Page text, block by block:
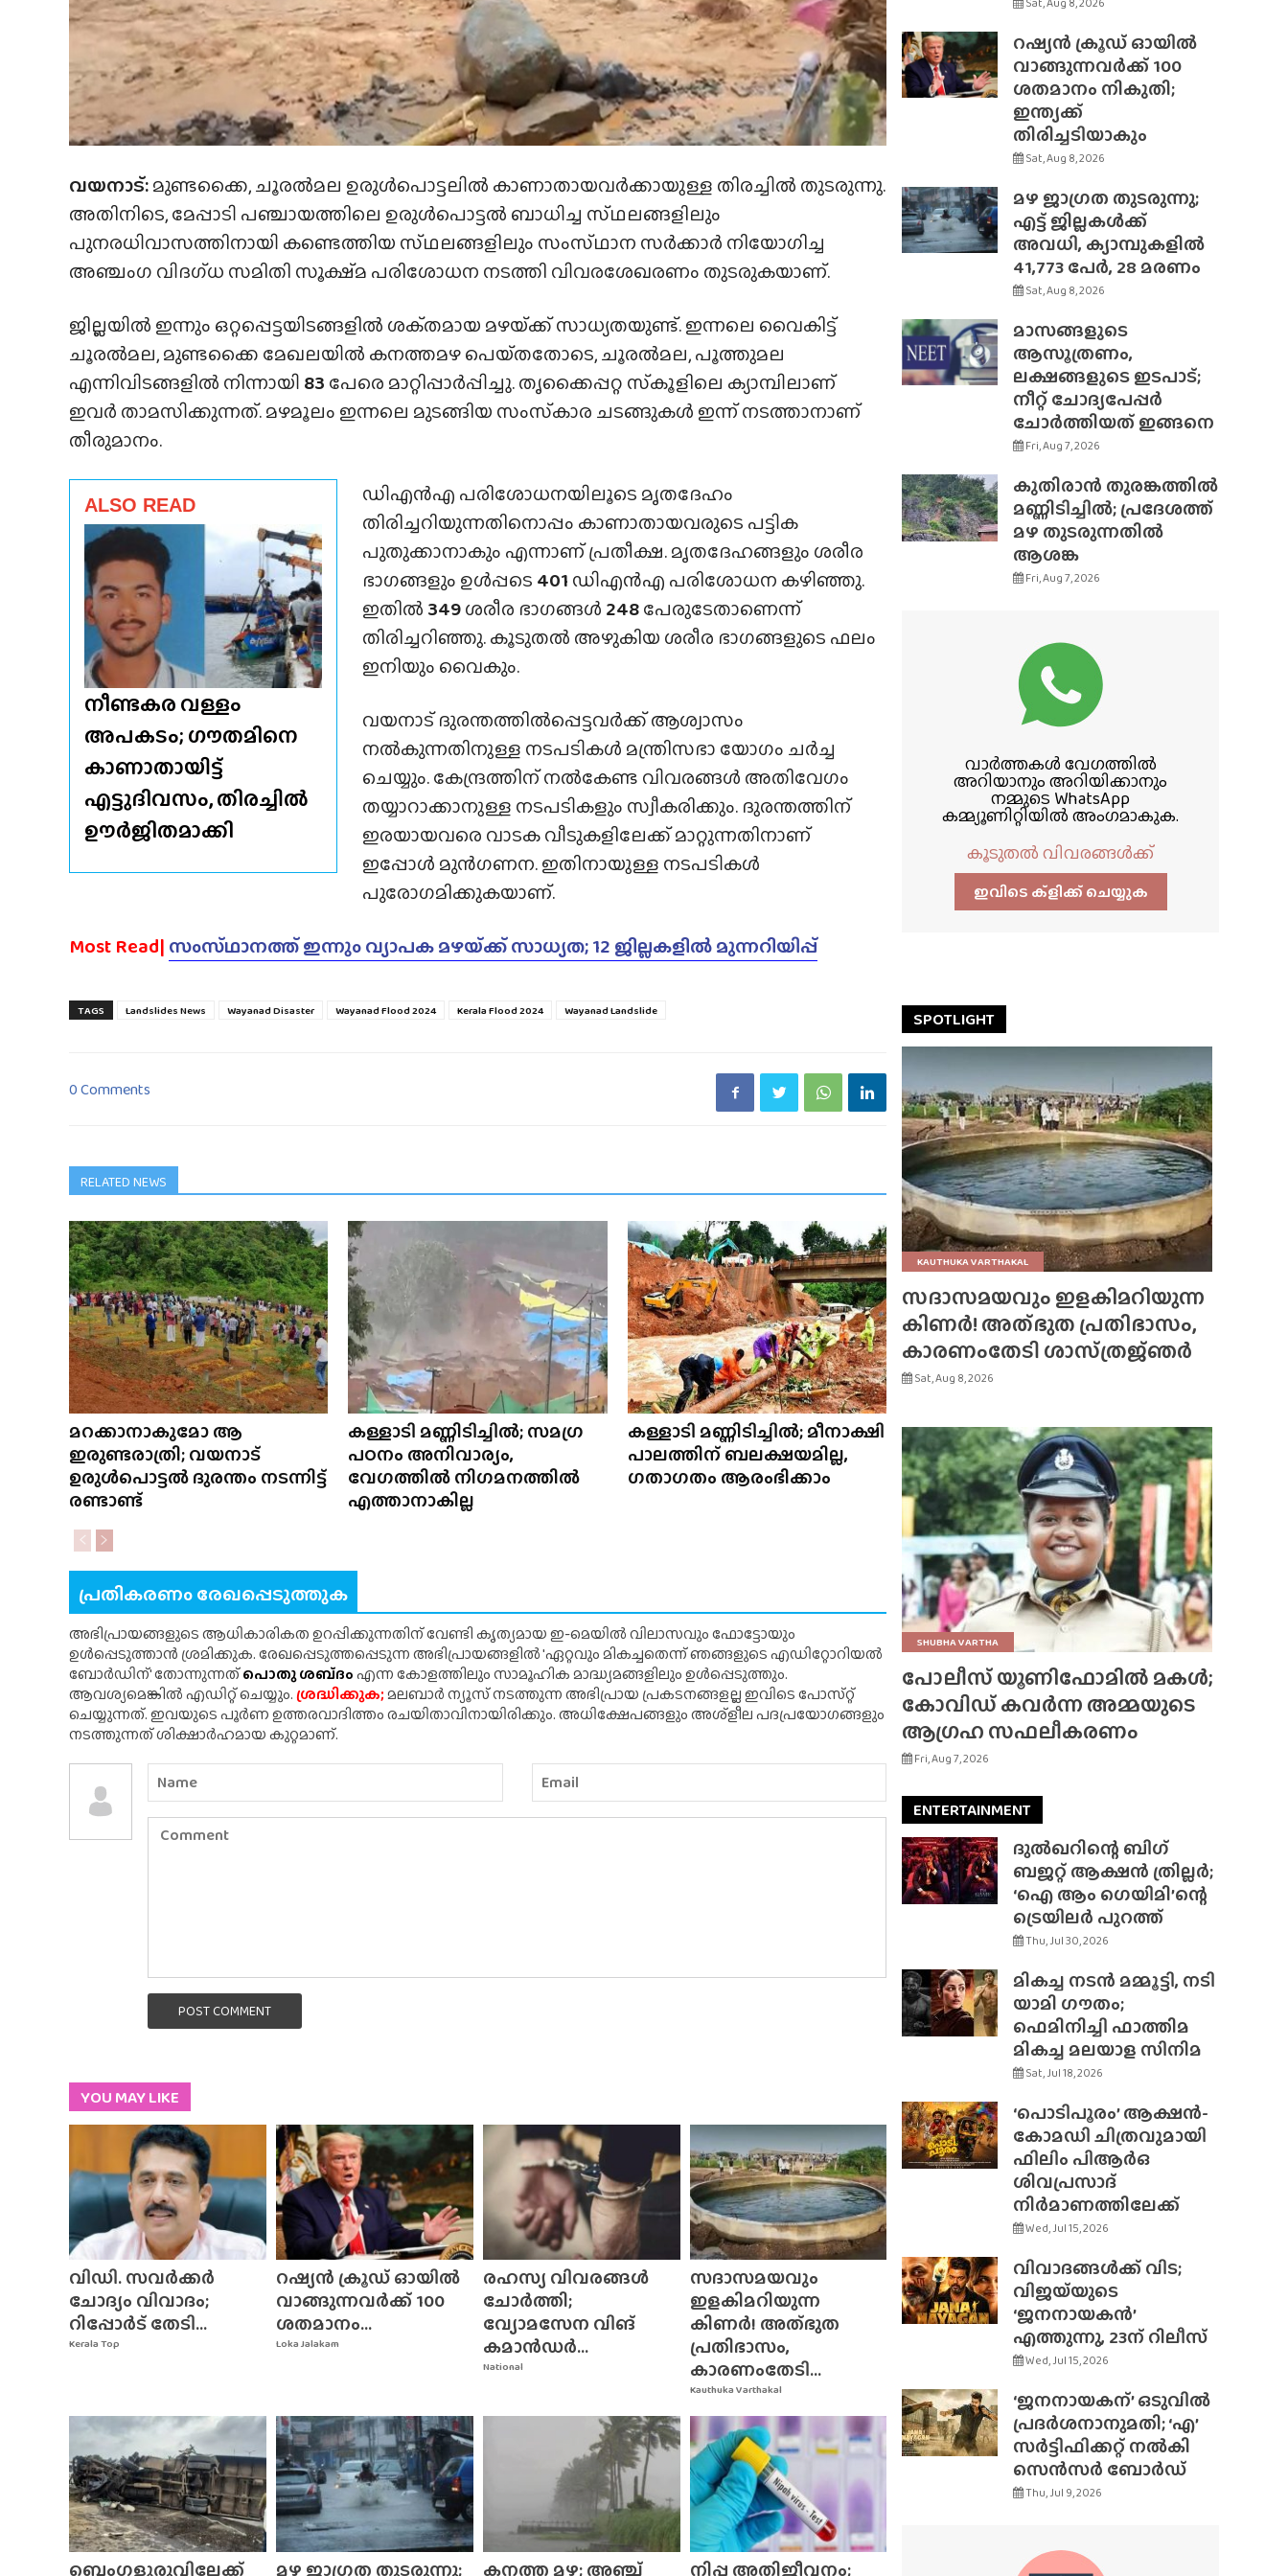
വയനാട്:മുണ്ടക്കൈ, ചൂരൽമല ഉരുൾപൊട്ടലിൽ കാണാതായവർക്കായുള്ള തിരച്ചിൽ തുടരുന്നു.
അതിനിടെ, മേപ്പാടി പഞ്ചായത്തിലെ ഉരുൾപൊട്ടൽ ബാധിച്ച സ്‌ഥലങ്ങളിലും
പുനരധിവാസത്തിനായി കണ്ടെത്തിയ സ്‌ഥലങ്ങളിലും സംസ്‌ഥാന സർക്കാർ നിയോഗിച്ച
അഞ്ചംഗ വിദഗ്‌ധ സമിതി സൂക്ഷ്‌മ പരിശോധന നടത്തി വിവരശേഖരണം തുടരുകയാണ്.
ജില്ലയിൽ ഇന്നും ഒറ്റപ്പെട്ടയിടങ്ങളിൽ ശക്‌തമായ മഴയ്‌ക്ക് സാധ്യതയുണ്ട്. ഇന്നലെ വൈകിട്ട്
ചൂരൽമല, മുണ്ടക്കൈ മേഖലയിൽ കനത്തമഴ പെയ്‌തതോടെ, ചൂരൽമല, പൂത്തുമല
എന്നിവിടങ്ങളിൽ നിന്നായി 83 പേരെ മാറ്റിപ്പാർപ്പിച്ചു. തൃക്കൈപ്പറ്റ സ്‌കൂളിലെ ക്യാമ്പിലാണ്
ഇവർ താമസിക്കുന്നത്. മഴമൂലം ഇന്നലെ മുടങ്ങിയ സംസ്‌കാര ചടങ്ങുകൾ ഇന്ന് നടത്താനാണ്
തീരുമാനം.
ALSO READ
നീണ്ടകര വള്ളം
അപകടം; ഗൗതമിനെ
കാണാതായിട്ട്
എട്ടുദിവസം, തിരച്ചിൽ
ഊർജിതമാക്കി
ഡിഎൻഎ പരിശോധനയിലൂടെ മൃതദേഹം
തിരിച്ചറിയുന്നതിനൊപ്പം കാണാതായവരുടെ പട്ടിക
പുതുക്കാനാകും എന്നാണ് പ്രതീക്ഷ. മൃതദേഹങ്ങളും ശരീര
ഭാഗങ്ങളും ഉൾപ്പടെ 401 ഡിഎൻഎ പരിശോധന കഴിഞ്ഞു.
ഇതിൽ 349ശരീര ഭാഗങ്ങൾ 248പേരുടേതാണെന്ന്
തിരിച്ചറിഞ്ഞു. കൂടുതൽ അഴുകിയ ശരീര ഭാഗങ്ങളുടെ ഫലം
ഇനിയും വൈകും.
വയനാട് ദുരന്തത്തിൽപ്പെട്ടവർക്ക് ആശ്വാസം
നൽകുന്നതിനുള്ള നടപടികൾ മന്ത്രിസഭാ യോഗം ചർച്ച
ചെയ്യും. കേന്ദ്രത്തിന് നൽകേണ്ട വിവരങ്ങൾ അതിവേഗം
തയ്യാറാക്കാനുള്ള നടപടികളും സ്വീകരിക്കും. ദുരന്തത്തിന്
ഇരയായവരെ വാടക വീടുകളിലേക്ക് മാറ്റുന്നതിനാണ്
ഇപ്പോൾ മുൻഗണന. ഇതിനായുള്ള നടപടികൾ
പുരോഗമിക്കുകയാണ്.
Most Read| സംസ്‌ഥാനത്ത്‌ ഇന്നും വ്യാപക മഴയ്‌ക്ക് സാധ്യത; 12 ജില്ലകളിൽ മുന്നറിയിപ്പ്
TAGS Landslides News Wayanad Disaster Wayanad Flood 2024 Kerala Flood 2024 Wayanad Landslide
0 Comments
RELATED NEWS
മറക്കാനാകുമോ ആ
ഇരുണ്ടരാത്രി; വയനാട്
ഉരുൾപൊട്ടൽ ദുരന്തം നടന്നിട്ട്
രണ്ടാണ്ട്
കള്ളാടി മണ്ണിടിച്ചിൽ; സമഗ്ര
പഠനം അനിവാര്യം,
വേഗത്തിൽ നിഗമനത്തിൽ
എത്താനാകില്ല
കള്ളാടി മണ്ണിടിച്ചിൽ; മീനാക്ഷി
പാലത്തിന് ബലക്ഷയമില്ല,
ഗതാഗതം ആരംഭിക്കാം
പ്രതികരണം രേഖപ്പെടുത്തുക
അഭിപ്രായങ്ങളുടെ ആധികാരികത ഉറപ്പിക്കുന്നതിന് വേണ്ടി കൃത്യമായ ഇ-മെയിൽ വിലാസവും ഫോട്ടോയും
ഉൾപ്പെടുത്താൻ ശ്രമിക്കുക. രേഖപ്പെടുത്തപ്പെടുന്ന അഭിപ്രായങ്ങളിൽ 'ഏറ്റവും മികച്ചതെന്ന് ഞങ്ങളുടെ എഡിറ്റോറിയൽ
ബോർഡിന്' തോന്നുന്നത്പൊതു ശബ്‌ദംഎന്ന കോളത്തിലും സാമൂഹിക മാദ്ധ്യമങ്ങളിലും ഉൾപ്പെടുത്തും.
ആവശ്യമെങ്കിൽ എഡിറ്റ് ചെയ്യും.ശ്രദ്ധിക്കുക;മലബാർ ന്യൂസ് നടത്തുന്ന അഭിപ്രായ പ്രകടനങ്ങളല്ല ഇവിടെ പോസ്‌റ്റ്
ചെയ്യുന്നത്. ഇവയുടെ പൂർണ ഉത്തരവാദിത്തം രചയിതാവിനായിരിക്കും. അധിക്ഷേപങ്ങളും അശ്‌ളീല പദപ്രയോഗങ്ങളും
നടത്തുന്നത് ശിക്ഷാർഹമായ കുറ്റമാണ്.
POST COMMENT
YOU MAY LIKE
Kerala Top
വിഡി. സവർക്കർ
ചോദ്യം വിവാദം;
റിപ്പോർട് തേടി...
Loka Jalakam
റഷ്യൻ ക്രൂഡ് ഓയിൽ
വാങ്ങുന്നവർക്ക് 100
ശതമാനം...
National
രഹസ്യ വിവരങ്ങൾ
ചോർത്തി;
വ്യോമസേന വിങ്‌
കമാൻഡർ...
Kauthuka Varthakal
സദാസമയവും
ഇളകിമറിയുന്ന
കിണർ! അത്‌ഭുത
പ്രതിഭാസം,
കാരണംതേടി...
ബെംഗളൂരുവിലേക്ക് മഴ ജാഗ്രത തുടരുന്നു; കനത്ത മഴ; അഞ്ച് നിപ്പ അതിജീവനം;
റഷ്യൻ ക്രൂഡ് ഓയിൽ
വാങ്ങുന്നവർക്ക് 100
ശതമാനം നികുതി;
ഇന്ത്യക്ക്
തിരിച്ചടിയാകും
Sat, Aug 8, 2026
മഴ ജാഗ്രത തുടരുന്നു;
എട്ട് ജില്ലകൾക്ക്
അവധി, ക്യാമ്പുകളിൽ
41,773 പേർ, 28 മരണം
Sat, Aug 8, 2026
മാസങ്ങളുടെ
ആസൂത്രണം,
ലക്ഷങ്ങളുടെ ഇടപാട്;
നീറ്റ് ചോദ്യപേപ്പർ
ചോർത്തിയത് ഇങ്ങനെ
Fri, Aug 7, 2026
കുതിരാൻ തുരങ്കത്തിൽ
മണ്ണിടിച്ചിൽ; പ്രദേശത്ത്
മഴ തുടരുന്നതിൽ
ആശങ്ക
Fri, Aug 7, 2026
വാർത്തകൾ വേഗത്തിൽ
അറിയാനും അറിയിക്കാനും
നമ്മുടെ WhatsApp
കമ്മ്യൂണിറ്റിയിൽ അംഗമാകുക.
കൂടുതൽ വിവരങ്ങൾക്ക്
ഇവിടെ ക്ളിക്ക്‌ ചെയ്യുക
SPOTLIGHT
KAUTHUKA VARTHAKAL
സദാസമയവും ഇളകിമറിയുന്ന
കിണർ! അത്‌ഭുത പ്രതിഭാസം,
കാരണംതേടി ശാസ്‌ത്രജ്‌ഞർ
Sat, Aug 8, 2026
SHUBHA VARTHA
പോലീസ് യൂണിഫോമിൽ മകൾ;
കോവിഡ് കവർന്ന അമ്മയുടെ
ആഗ്രഹ സഫലീകരണം
Fri, Aug 7, 2026
ENTERTAINMENT
ദുൽഖറിന്റെ ബിഗ്
ബജറ്റ് ആക്ഷൻ ത്രില്ലർ;
‘ഐ ആം ഗെയിമി’ന്റെ
ട്രെയിലർ പുറത്ത്
Thu, Jul 30, 2026
മികച്ച നടൻ മമ്മൂട്ടി, നടി
യാമി ഗൗതം;
ഫെമിനിച്ചി ഫാത്തിമ
മികച്ച മലയാള സിനിമ
Sat, Jul 18, 2026
‘പൊടിപൂരം’ ആക്ഷൻ-
കോമഡി ചിത്രവുമായി
ഫിലിം പിആർഒ
ശിവപ്രസാദ്
നിർമാണത്തിലേക്ക്
Wed, Jul 15, 2026
വിവാദങ്ങൾക്ക് വിട;
വിജയ്‌യുടെ
‘ജനനായകൻ’
എത്തുന്നു, 23ന് റിലീസ്
Wed, Jul 15, 2026
‘ജനനായകന്’ ഒടുവിൽ
പ്രദർശനാനുമതി; ‘എ’
സർട്ടിഫിക്കറ്റ് നൽകി
സെൻസർ ബോർഡ്
Thu, Jul 9, 2026